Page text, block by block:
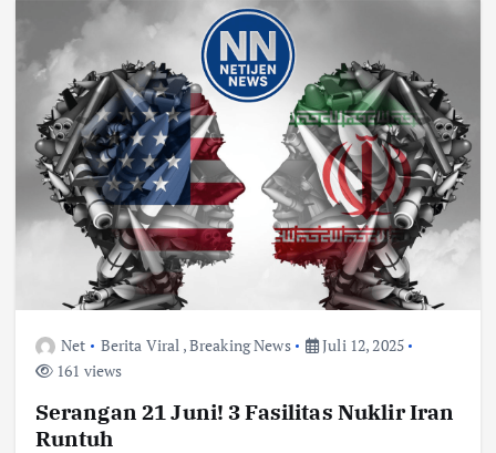
Net Berita Viral ,Breaking News
Juli 12, 2025
161 views
Serangan 21 Juni! 3 Fasilitas Nuklir Iran
Runtuh